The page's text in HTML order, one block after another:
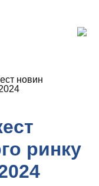
новин
ринку